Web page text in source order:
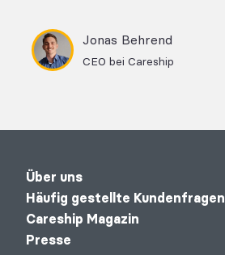
Jonas Behrend
CEO bei Careship
Über uns
Häufig gestellte Kundenfragen
Careship Magazin
Presse